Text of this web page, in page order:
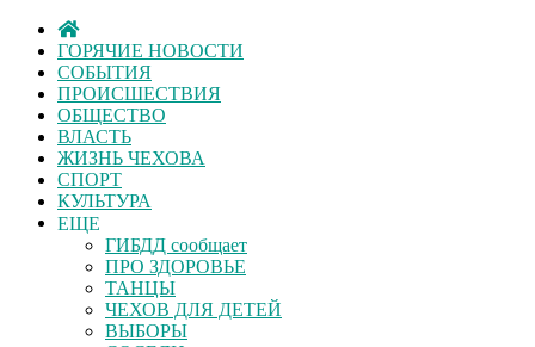
ГОРЯЧИЕ НОВОСТИ
СОБЫТИЯ
ПРОИСШЕСТВИЯ
ОБЩЕСТВО
ВЛАСТЬ
ЖИЗНЬ ЧЕХОВА
СПОРТ
КУЛЬТУРА
ЕЩЕ
ГИБДД сообщает
ПРО ЗДОРОВЬЕ
ТАНЦЫ
ЧЕХОВ ДЛЯ ДЕТЕЙ
ВЫБОРЫ